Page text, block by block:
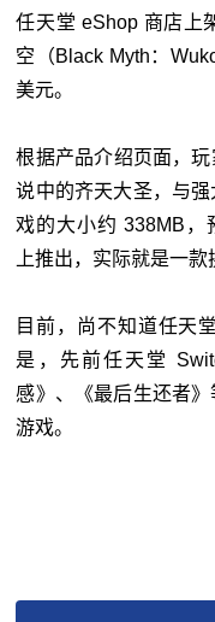
任天堂 eShop 商店上
空（Black Myth：
美元。
根据产品介绍页面，
说中的齐天大圣，与
戏的大小约 338MB，
上推出，实际就是一款
目前，尚不知道任天
是，先前任天堂
感》、《最后生还者
游戏。